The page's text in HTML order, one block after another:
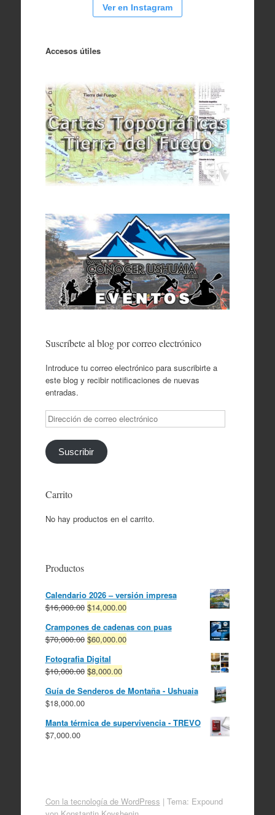
Ver en Instagram
Accesos útiles
Suscríbete al blog por correo electrónico
Introduce tu correo electrónico para suscribirte a
este blog y recibir notificaciones de nuevas
entradas.
Dirección
de
correo
electrónico
Suscribir
Carrito
No hay productos en el carrito.
Productos
Calendario 2026 – versión impresa
$16,000.00 El
original
era:
$16,000.00.
$14,000.00El
actual
es:
Crampones de cadenas con puas
$70,000.00 El
original
era:
$70,000.00.
$60,000.00El
$60,000.00.
Fotografia Digital
$10,000.00 El
original
$10,000.00.
$8,000.00El
actual
$8,000.00.
Guía de Senderos de Montaña - Ushuaia
$18,000.00
Manta térmica de supervivencia - TREVO
$7,000.00
Con la tecnología de WordPress | Tema: Expound